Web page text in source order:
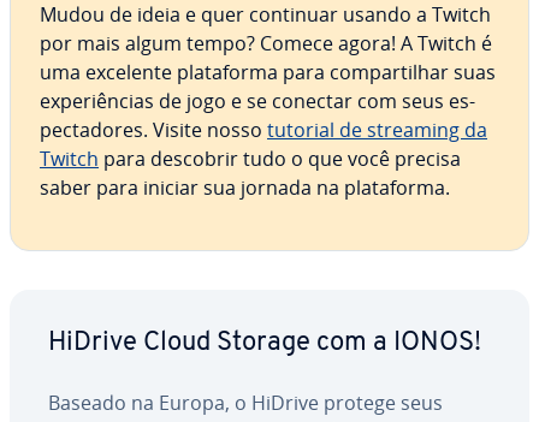
Mudou de ideia e quer continuar usando a Twitch
por mais algum tempo? Comece agora! A Twitch é
uma excelente pla­ta­forma para com­par­ti­lhar suas
ex­pe­ri­ên­cias de jogo e se conectar com seus es­
pec­ta­do­res. Visite nosso tutorial de streaming da
Twitch para descobrir tudo o que você precisa
saber para iniciar sua jornada na pla­ta­forma.
HiDrive Cloud Storage com a IONOS!
Baseado na Europa, o HiDrive protege seus